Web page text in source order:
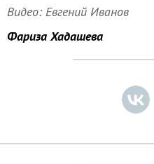
Видео: Евгений Иванов
Фариза Хадашева